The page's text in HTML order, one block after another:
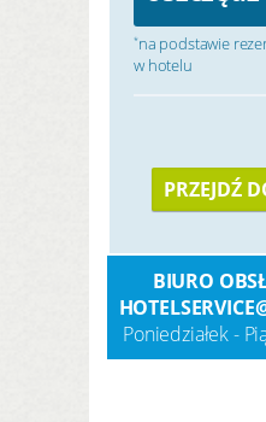
*na podstawie
w hotelu
PRZEJDŹ
BIURO
Poniedziałek -